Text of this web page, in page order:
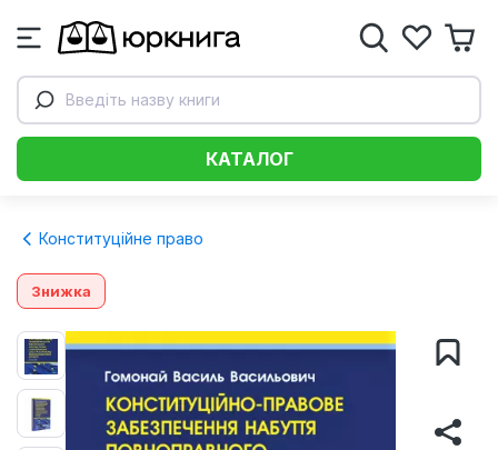
Введіть назву книги
КАТАЛОГ
Конституційне право
Знижка